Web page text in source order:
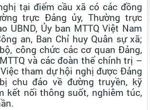
tại điểm cầu xã có các đồng
trực Đảng ủy, Thường trực
UBND, Ủy ban MTTQ Việt Nam
an, Ban Chỉ huy Quân sự xã;
công chức các cơ quan Đảng,
và các đoàn thể chính trị –
tham dự hội nghị được Đảng
chu đáo về đường truyền, kỹ
kết nối thông suốt, nghiêm túc,